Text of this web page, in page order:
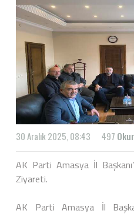
30 Aralık 2025, 08:43 497
AK Parti Amasya İl
Ziyareti.
AK Parti Amasya İl